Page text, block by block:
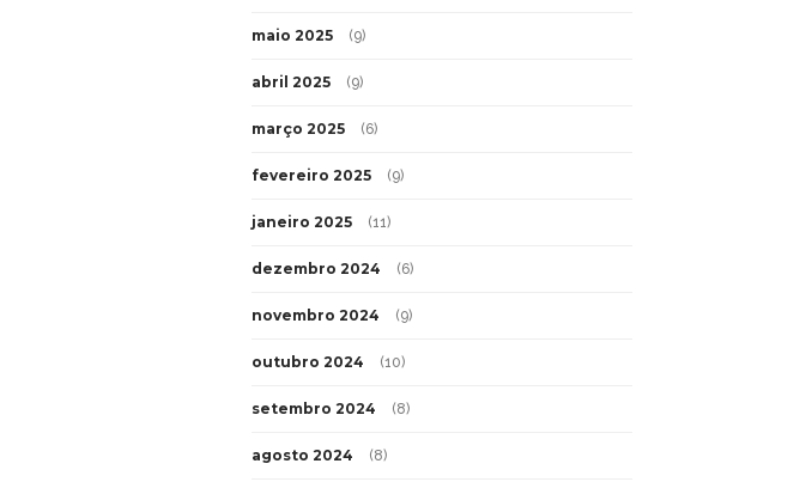
maio 2025 (9)
abril 2025 (9)
março 2025 (6)
fevereiro 2025 (9)
janeiro 2025 (11)
dezembro 2024 (6)
novembro 2024 (9)
outubro 2024 (10)
setembro 2024 (8)
agosto 2024 (8)